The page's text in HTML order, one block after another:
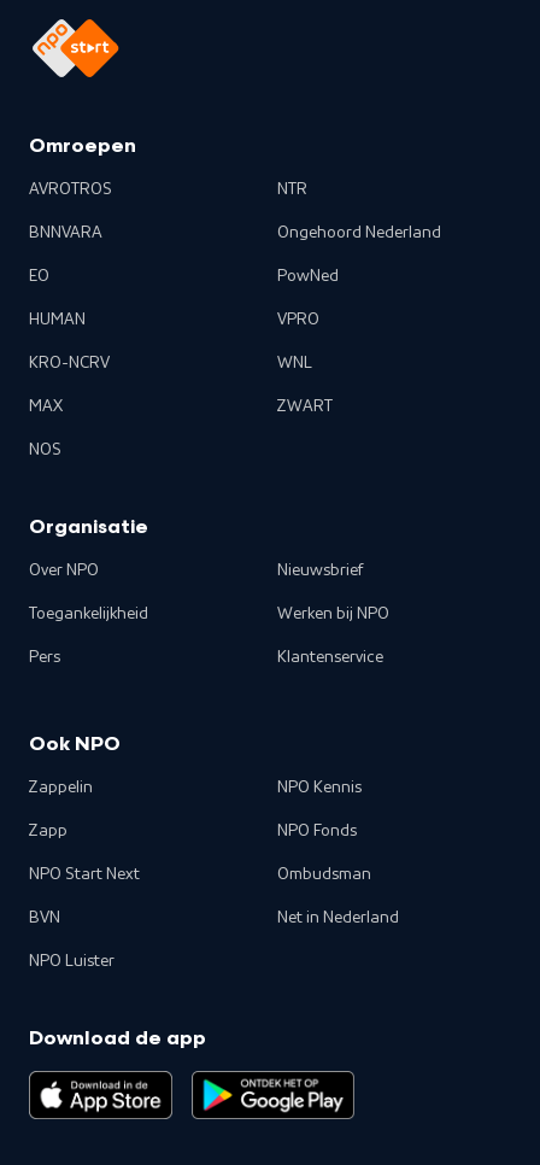
Omroepen
AVROTROS
BNNVARA
EO
HUMAN
KRO-NCRV
MAX
NOS
NTR
Ongehoord Nederland
PowNed
VPRO
WNL
ZWART
Organisatie
Over NPO
Toegankelijkheid
Pers
Nieuwsbrief
Werken bij NPO
Klantenservice
Ook NPO
Zappelin
Zapp
NPO Start Next
BVN
NPO Luister
NPO Kennis
NPO Fonds
Ombudsman
Net in Nederland
Download de app